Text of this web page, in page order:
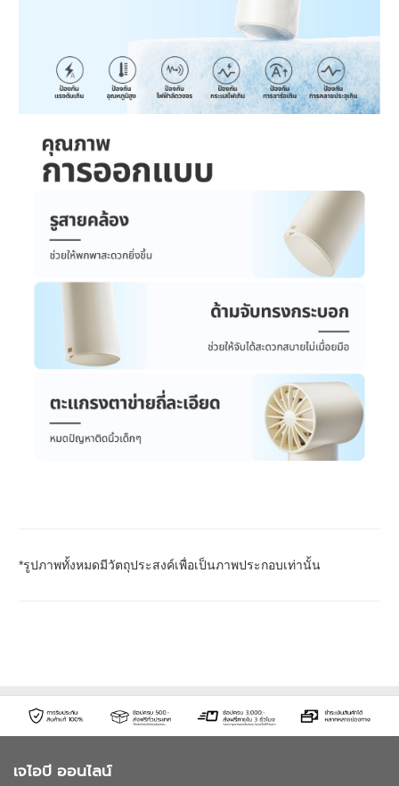
*รูปภาพทั้งหมดมีวัตถุประสงค์เพื่อเป็นภาพประกอบเท่านั้น
เจไอบี ออนไลน์